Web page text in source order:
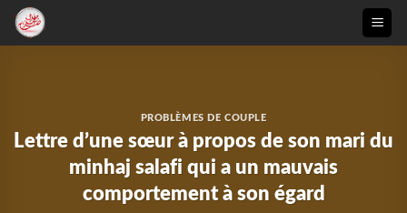
Passer
PROBLÈMES DE COUPLE
Lettre d’une sœur à propos de son mari du
minhaj salafi qui a un mauvais
comportement à son égard